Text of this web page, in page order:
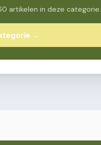
artikelen in deze categorie.
→